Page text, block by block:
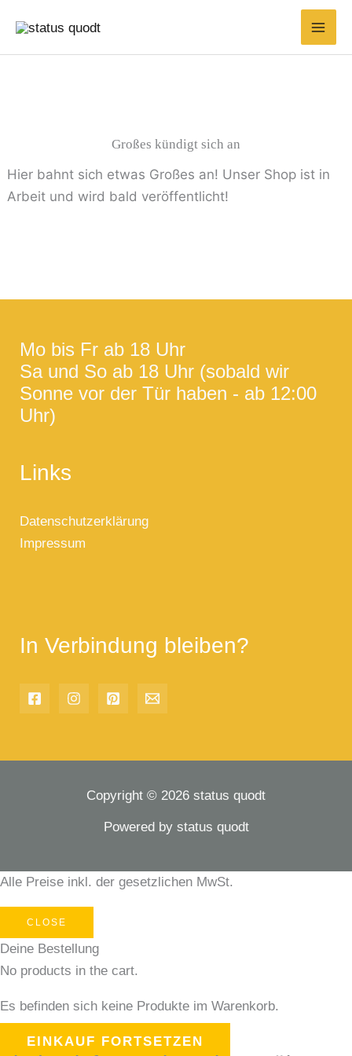
Inhalt
springen
Großes kündigt sich an
Hier bahnt sich etwas Großes an! Unser Shop ist in
Arbeit und wird bald veröffentlicht!
Mo bis Fr ab 18 Uhr
Sa und So ab 18 Uhr (sobald wir
Sonne vor der Tür haben - ab 12:00
Uhr)
Links
Datenschutzerklärung
Impressum
In Verbindung bleiben?
Copyright © 2026 status quodt
Powered by status quodt
Alle Preise inkl. der gesetzlichen MwSt.
CLOSE
Deine Bestellung
No products in the cart.
Es befinden sich keine Produkte im Warenkorb.
EINKAUF FORTSETZEN